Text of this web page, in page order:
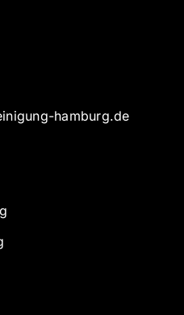
hamburg.de